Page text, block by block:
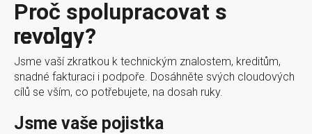
Proč spolupracovat s
revolgy?
Jsme vaší zkratkou k technickým znalostem, kreditům,
snadné fakturaci i podpoře. Dosáhněte svých cloudových
cílů se vším, co potřebujete, na dosah ruky.
Jsme vaše pojistka